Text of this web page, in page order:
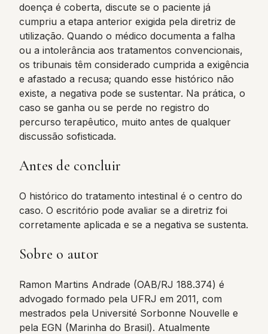
doença é coberta, discute se o paciente já
cumpriu a etapa anterior exigida pela diretriz de
utilização. Quando o médico documenta a falha
ou a intolerância aos tratamentos convencionais,
os tribunais têm considerado cumprida a exigência
e afastado a recusa; quando esse histórico não
existe, a negativa pode se sustentar. Na prática, o
caso se ganha ou se perde no registro do
percurso terapêutico, muito antes de qualquer
discussão sofisticada.
Antes de concluir
O histórico do tratamento intestinal é o centro do
caso. O escritório pode avaliar se a diretriz foi
corretamente aplicada e se a negativa se sustenta.
Sobre o autor
Ramon Martins Andrade (OAB/RJ 188.374) é
advogado formado pela UFRJ em 2011, com
mestrados pela Université Sorbonne Nouvelle e
pela EGN (Marinha do Brasil). Atualmente